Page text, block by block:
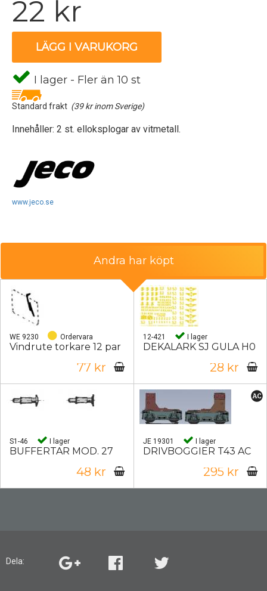
22 kr
LÄGG I VARUKORG
I lager - Fler än 10 st
Standard frakt (39 kr inom Sverige)
Innehåller: 2 st. elloksplogar av vitmetall.
www.jeco.se
Andra har köpt
WE 9230 Ordervara
Vindrute torkare 12 par
77 kr
12-421 I lager
DEKALARK SJ GULA H0
28 kr
S1-46 I lager
BUFFERTAR MOD. 27
48 kr
JE 19301 I lager
DRIVBOGGIER T43 AC
295 kr
Dela: